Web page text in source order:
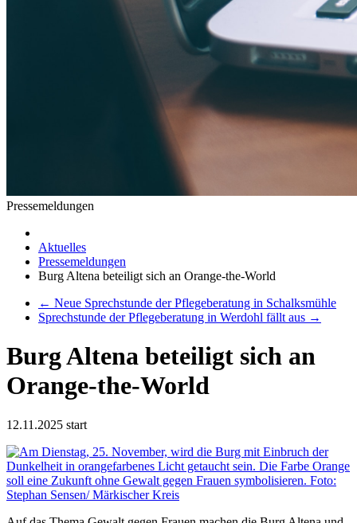
Pressemeldungen
Aktuelles
Pressemeldungen
Burg Altena beteiligt sich an Orange-the-World
← Neue Sprechstunde der Pflegeberatung in Schalksmühle
Sprechstunde der Pflegeberatung in Werdohl fällt aus →
Burg Altena beteiligt sich an
Orange-the-World
12.11.2025 start